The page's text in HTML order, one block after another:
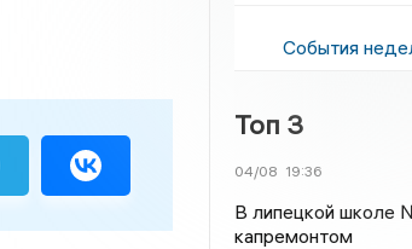
События
Топ 3
04/08 19:36
В липецкой школе
капремонтом